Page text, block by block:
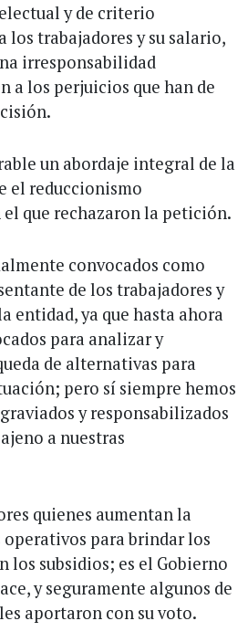
y de criterio
los trabajadores y su salario,
irresponsabilidad
a los perjuicios que han de
un abordaje integral de la
el reduccionismo
que rechazaron la petición.
convocados como
de los trabajadores y
entidad, ya que hasta ahora
para analizar y
de alternativas para
pero sí siempre hemos
y responsabilizados
a nuestras
quienes aumentan la
para brindar los
los subsidios; es el Gobierno
y seguramente algunos de
aportaron con su voto.